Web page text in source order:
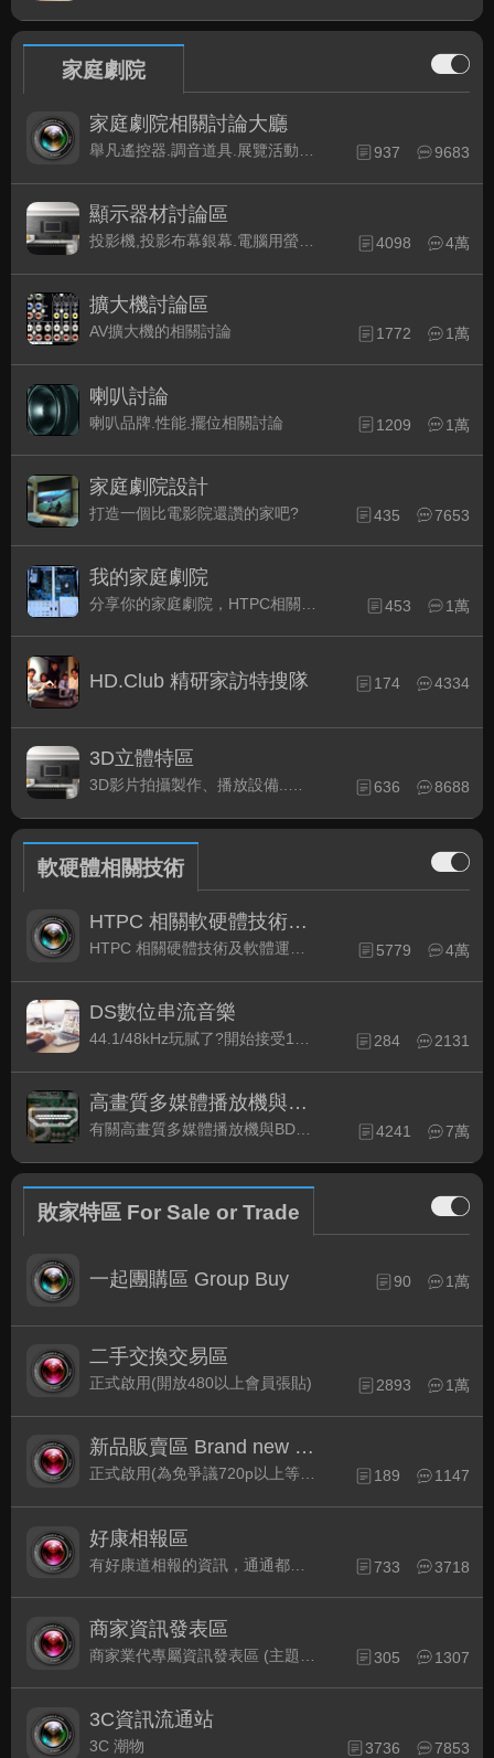
家庭劇院
家庭劇院相關討論大廳
937 9683
顯示器材討論區
4098 4萬
擴大機討論區
AV擴大機的相關討論 1772 1萬
喇叭討論
喇叭品牌.性能.擺位相關討論 1209 1萬
家庭劇院設計
打造一個比電影院還讚的家吧? 435 7653
我的家庭劇院
453 1萬
HD.Club 精研家訪特搜隊 174 4334
3D立體特區
3D影片拍攝製作、播放設備..等相關討論 636 8688
軟硬體相關技術
HTPC 相關軟硬體技術及運用
5779 4萬
DS數位串流音樂
284 2131
高畫質多媒體播放機與BD討論區
有關高畫質多媒體播放機與BD相關討論區 4241 7萬
敗家特區 For Sale or Trade
一起團購區 Group Buy 90 1萬
二手交換交易區
正式啟用(開放480以上會員張貼) 2893 1萬
新品販賣區 Brand new Plaza
正式啟用(為免爭議720p以上等級發表限定) 189 1147
好康相報區
733 3718
商家資訊發表區
305 1307
3C資訊流通站
3C 潮物 3736 7853